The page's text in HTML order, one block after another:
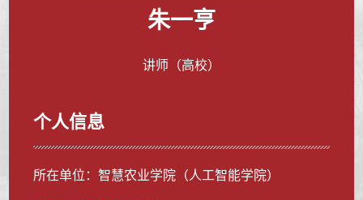
朱一亨
讲师（高校）
个人信息
所在单位：智慧农业学院（人工智能学院）